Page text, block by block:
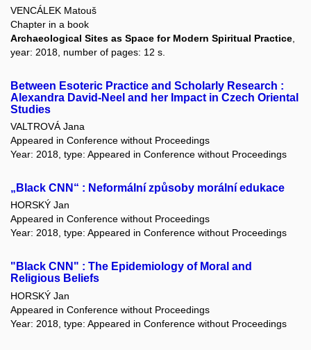
VENCÁLEK Matouš
Chapter in a book
Archaeological Sites as Space for Modern Spiritual Practice
year: 2018, number of pages: 12 s.
Between Esoteric Practice and Scholarly Research :
Alexandra David-Neel and her Impact in Czech Oriental
Studies
VALTROVÁ Jana
Appeared in Conference without Proceedings
Year: 2018, type: Appeared in Conference without Proceedings
„Black CNN“ : Neformální způsoby morální edukace
HORSKÝ Jan
Appeared in Conference without Proceedings
Year: 2018, type: Appeared in Conference without Proceedings
"Black CNN" : The Epidemiology of Moral and
Religious Beliefs
HORSKÝ Jan
Appeared in Conference without Proceedings
Year: 2018, type: Appeared in Conference without Proceedings